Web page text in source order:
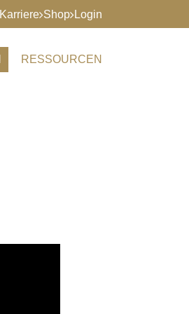
Karriere Shop Login
RESSOURCEN